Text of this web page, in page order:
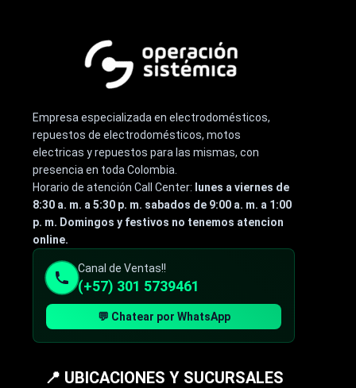
Empresa especializada en electrodomésticos,
repuestos de electrodomésticos, motos
electricas y repuestos para las mismas, con
presencia en toda Colombia.
Horario de atención Call Center: lunes a viernes de
8:30 a. m. a 5:30 p. m. sabados de 9:00 a. m. a 1:00
p. m. Domingos y festivos no tenemos atencion
online.
Canal de Ventas!!
(+57) 301 5739461
💬 Chatear por WhatsApp
📍 UBICACIONES Y SUCURSALES